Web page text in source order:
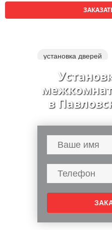
установка дверей
перекодировка
обивка дверей
в